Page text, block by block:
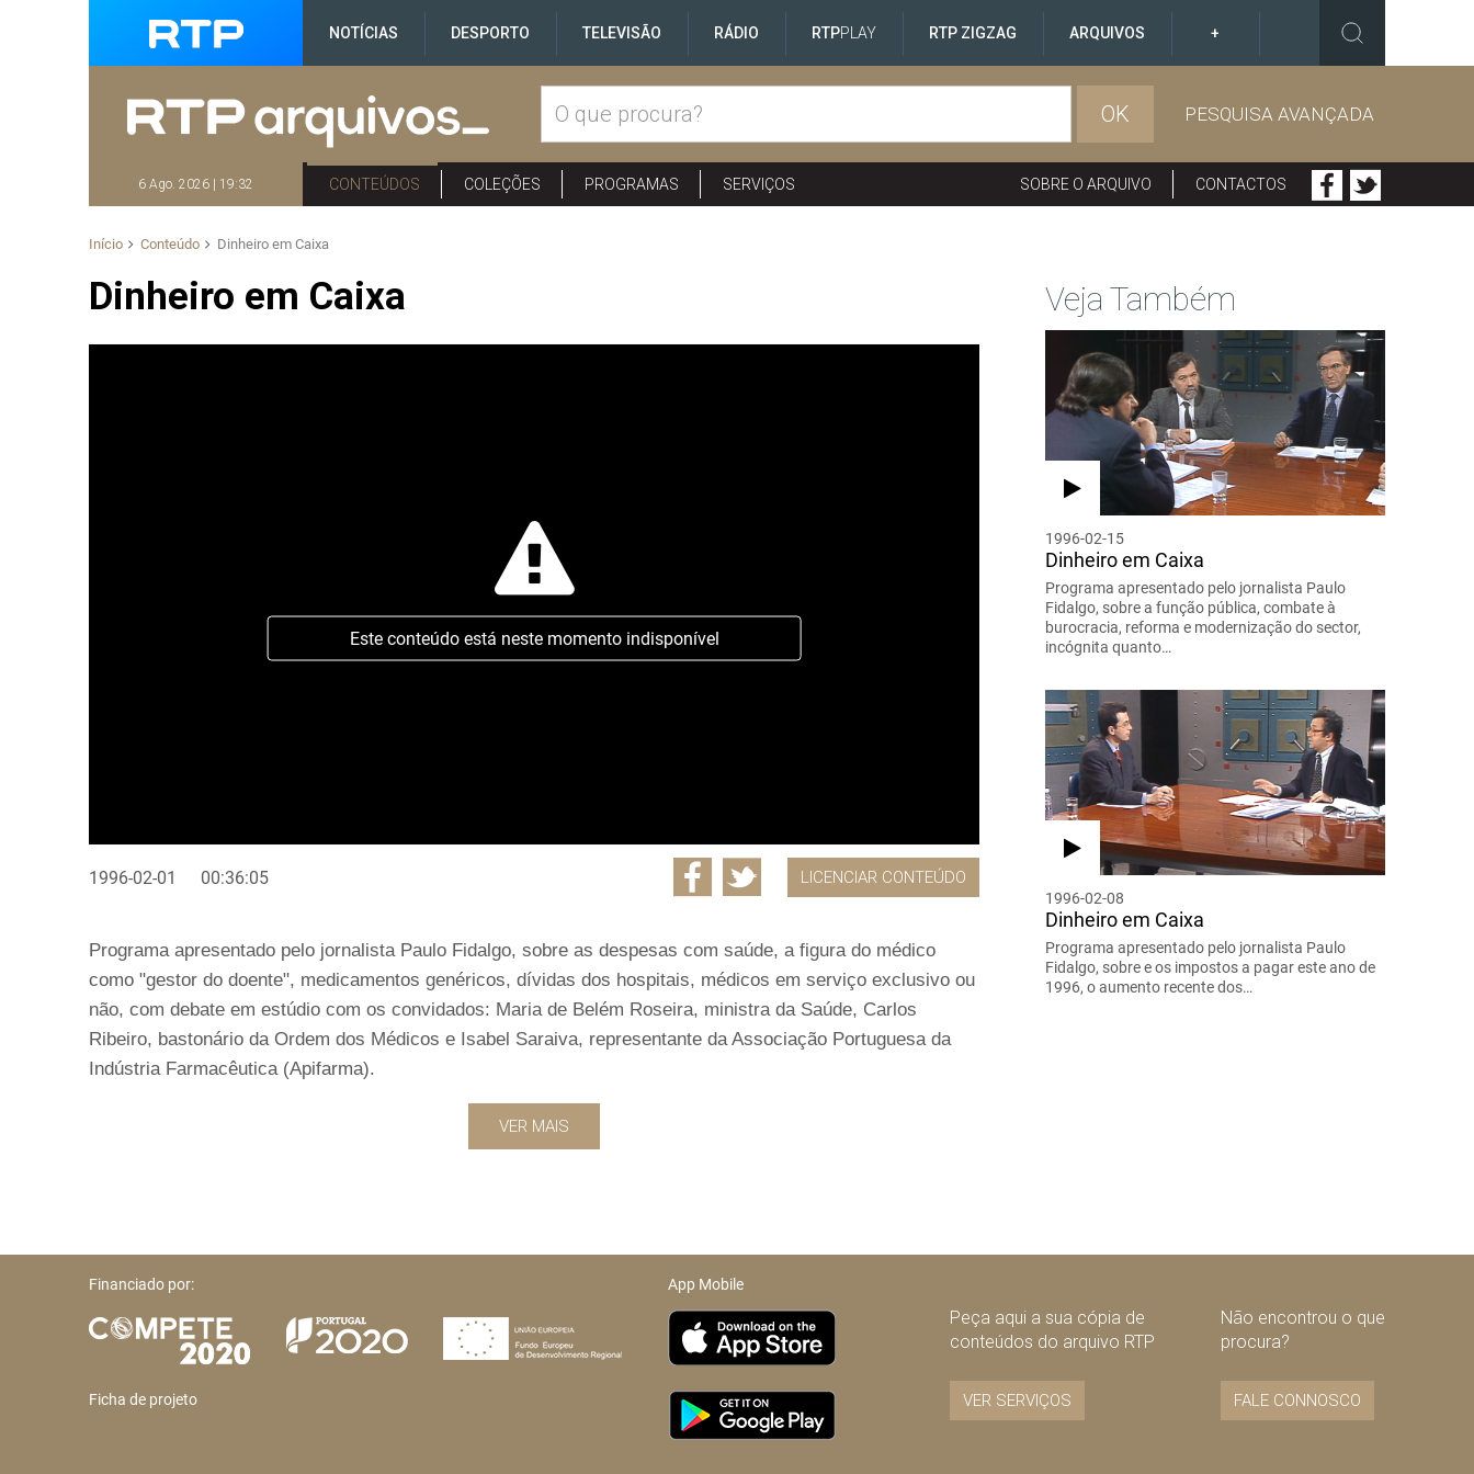
NOTÍCIAS DESPORTO TELEVISÃO RÁDIO RTPPLAY RTP ZIGZAG ARQUIVOS +
OK PESQUISA AVANÇADA
6 Ago. 2026 | 19:32 CONTEÚDOS COLEÇÕES PROGRAMAS SERVIÇOS SOBRE O ARQUIVO CONTACTOS
Início Conteúdo Dinheiro em Caixa
Dinheiro em Caixa
Este conteúdo está neste momento indisponível
1996-02-01 00:36:05 LICENCIAR CONTEÚDO
Programa apresentado pelo jornalista Paulo Fidalgo, sobre as despesas com saúde, a figura do médico
como "gestor do doente", medicamentos genéricos, dívidas dos hospitais, médicos em serviço exclusivo ou
não, com debate em estúdio com os convidados: Maria de Belém Roseira, ministra da Saúde, Carlos
Ribeiro, bastonário da Ordem dos Médicos e Isabel Saraiva, representante da Associação Portuguesa da
Indústria Farmacêutica (Apifarma).
VER MAIS
Veja Também
1996-02-15
Dinheiro em Caixa
Programa apresentado pelo jornalista Paulo
Fidalgo, sobre a função pública, combate à
burocracia, reforma e modernização do sector,
incógnita quanto…
1996-02-08
Dinheiro em Caixa
Programa apresentado pelo jornalista Paulo
Fidalgo, sobre e os impostos a pagar este ano de
1996, o aumento recente dos…
Financiado por:
Ficha de projeto
App Mobile
Peça aqui a sua cópia de
conteúdos do arquivo RTP
VER SERVIÇOS
Não encontrou o que
procura?
FALE CONNOSCO